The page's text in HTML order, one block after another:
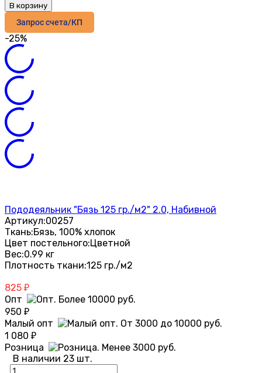
В корзину
Запрос счета/КП
-25%
Пододеяльник "Бязь 125 гр./м2" 2.0, Набивной
Артикул:00257
Ткань:Бязь, 100% хлопок
Цвет постельного:Цветной
Вес:0.99 кг
Плотность ткани:125 гр./м2
825 ₽
Опт
950 ₽
Малый опт
1 080 ₽
Розница
В наличии 23 шт.